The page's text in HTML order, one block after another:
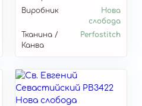
Виробник
Нова
слобода
Тканина /
Канва
Perfostitch